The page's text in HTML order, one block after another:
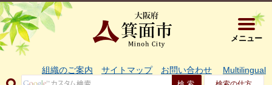
大阪府箕
メニュー
組織のご案内 サイトマップ お問い合わせ Multilingual